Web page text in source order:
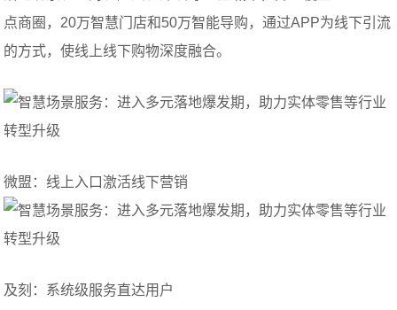
点商圈，20万智慧门店和50万智能导购，通过APP为线下引流
的方式，使线上线下购物深度融合。
微盟：线上入口激活线下营销
及刻：系统级服务直达用户